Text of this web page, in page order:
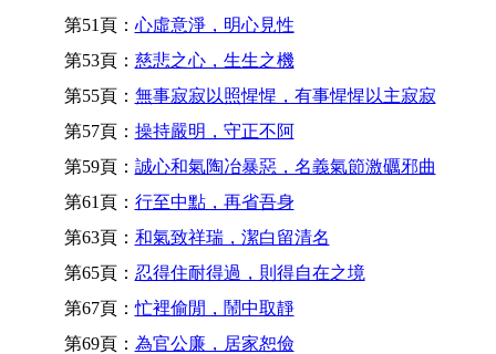
第51頁： 心虛意淨，明心見性
第53頁： 慈悲之心，生生之機
第55頁： 無事寂寂以照惺惺，有事惺惺以主寂寂
第57頁： 操持嚴明，守正不阿
第59頁： 誠心和氣陶冶暴惡，名義氣節激礪邪曲
第61頁： 行至中點，再省吾身
第63頁： 和氣致祥瑞，潔白留清名
第65頁： 忍得住耐得過，則得自在之境
第67頁：忙裡偷閒，鬧中取靜
第69頁： 為官公廉，居家恕儉